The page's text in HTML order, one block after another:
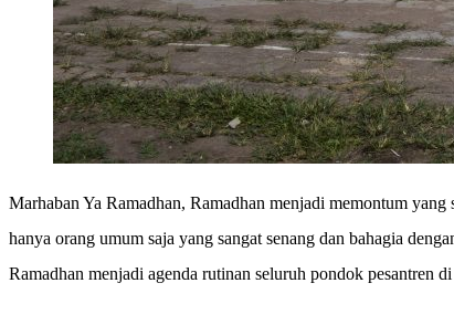
Marhaban Ya Ramadhan, Ramadhan menjadi memontum
hanya orang umum saja yang sangat senang dan bahagia
Ramadhan menjadi agenda rutinan seluruh pondok